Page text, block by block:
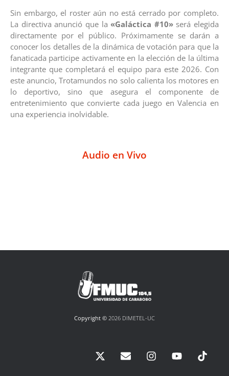
Sin embargo, el roster aún no está cerrado por completo.
La directiva anunció que la«Galáctica #10»será elegida
directamente por el público. Próximamente se darán a
conocer los detalles de la dinámica de votación para que la
fanaticada participe activamente en la elección de la última
integrante que completará el equipo para este 2026. Con
este anuncio, Trotamundos no solo calienta los motores en
lo deportivo, sino que asegura el componente de
entretenimiento que convierte cada juego en Valencia en
una experiencia inolvidable.
Audio en Vivo
Copyright © 2026 DIMETEL-UC